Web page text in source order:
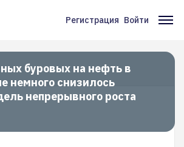
Меню
учётной
записи
пользователя
Регистрация Войти
буровых на нефть в
немного снизилось
непрерывного роста